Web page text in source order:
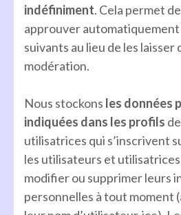
indéfiniment. Cela permet
approuver
suivants au lieu de les laisser
modération.
Nous stockons les données
indiquées dans les profils
utilisatrices qui s’inscrivent
les utilisateurs et
modifier ou supprimer leurs
personnelles à tout moment